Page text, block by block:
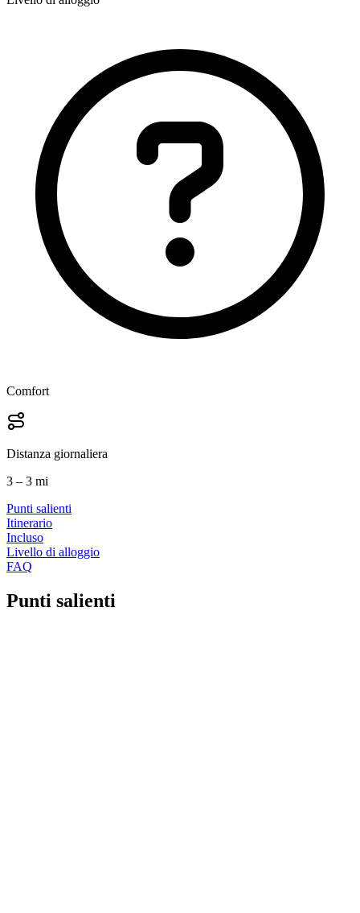
Comfort
Distanza giornaliera
3 – 3 mi
Punti salienti
Itinerario
Incluso
Livello di alloggio
FAQ
Punti salienti